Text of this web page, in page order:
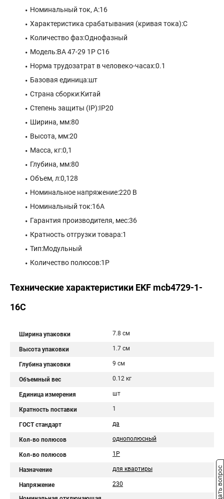
Номинальный ток, А:16
Характеристика срабатывания (кривая тока):C
Количество фаз:Однофазный
Модель:ВА 47-29 1P C16
Норма трудозатрат в человеко-часах:0.1
Базовая единица:шт
Страна сборки:Китай
Степень защиты (IP):IP20
Ширина, мм:80
Высота, мм:20
Масса, кг:0,1
Глубина, мм:80
Объем, л:0,128
Номинальное напряжение:220 В
Номинальный ток:16A
Гарантия производителя, мес:36
Кратность отгрузки товара:1
Тип:Модульный
Количество полюсов:1P
Технические характеристики EKF mcb4729-1-
16C
Ширина упаковки 7.8 см
Высота упаковки 1.7 см
Глубина упаковки 9 см
Объемный вес 0.12 кг
Единица измерения шт
Кратность поставки 1
ГОСТ стандарт да
Кол-во полюсов однополюсный
Кол-во полюсов 1P
Назначение для квартиры
Напряжение 230 Задать вопрос